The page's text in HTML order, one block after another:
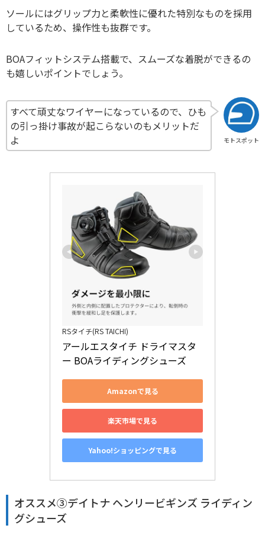
ソールにはグリップ力と柔軟性に優れた特別なものを採用
しているため、操作性も抜群です。
BOAフィットシステム搭載で、スムーズな着脱ができるの
も嬉しいポイントでしょう。
モトスポット
すべて頑丈なワイヤーになっているので、ひも
の引っ掛け事故が起こらないのもメリットだ
よ
RSタイチ(RS TAICHI)
アールエスタイチ ドライマスタ
ー BOAライディングシューズ
Amazonで見る
楽天市場で見る
Yahoo!ショッピングで見る
オススメ③デイトナ ヘンリービギンズ ライディン
グシューズ